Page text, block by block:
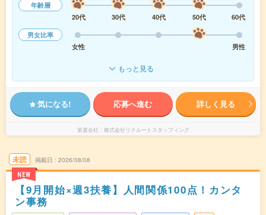
年齢層
20代
30代 40代 50代
60代
男女比率
女性
男性
もっと見る
気になる! 応募へ進む 詳しく見る
派遣会社 株式会社リクルートスタッフィング
未読
NEW
掲載日 2026/08/08
【9月開始×週3扶養】人間関係100点！カンタ
ン事務